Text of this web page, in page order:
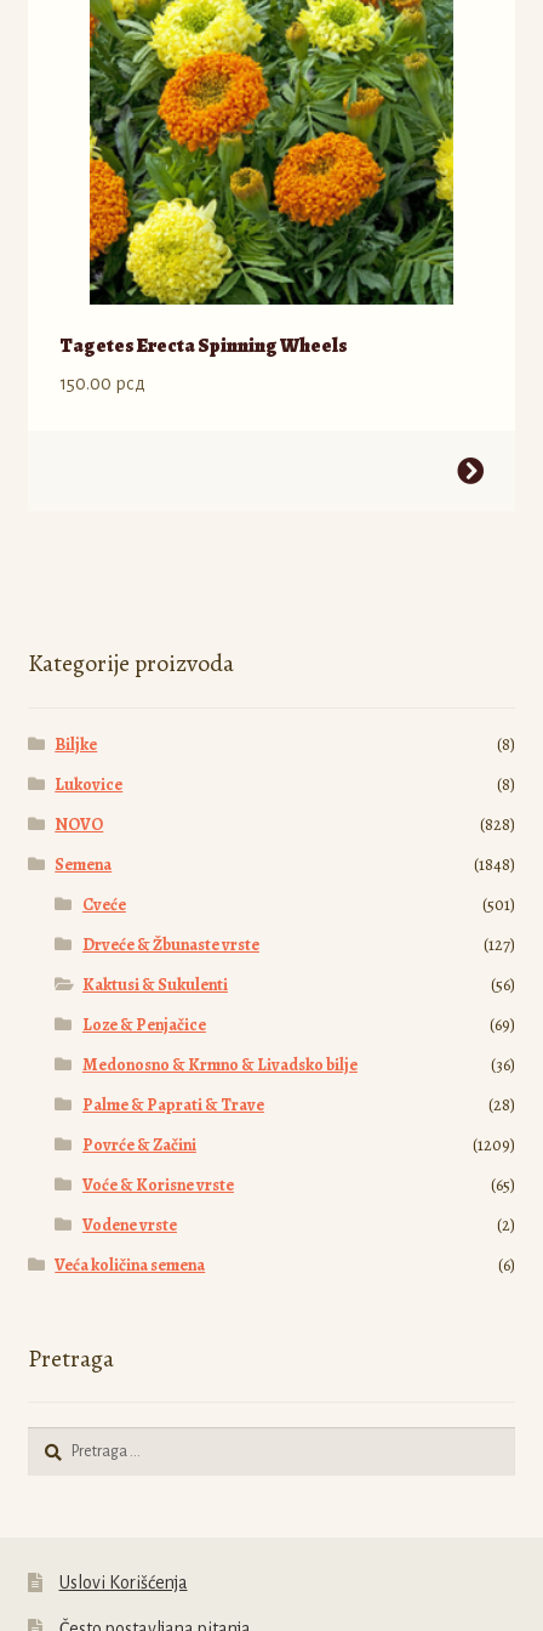
izabrane
stranici
proizvoda.
Tagetes Erecta Spinning Wheels
150.00 рсд
biti
na
stranici
Kategorije proizvoda
Biljke
(8)
Lukovice
(8)
NOVO
(828)
Semena
(1848)
Cveće
(501)
Drveće & Žbunaste vrste
(127)
Kaktusi & Sukulenti
(56)
Loze & Penjačice
(69)
Medonosno & Krmno & Livadsko bilje
(36)
Palme & Paprati & Trave
(28)
Povrće & Začini
(1209)
Voće & Korisne vrste
(65)
Vodene vrste
(2)
Veća količina semena
(6)
Pretraga
Pretraga
Uslovi Korišćenja